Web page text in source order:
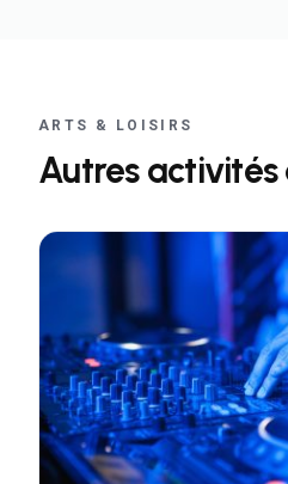
ARTS & LOISIRS
Autres activités